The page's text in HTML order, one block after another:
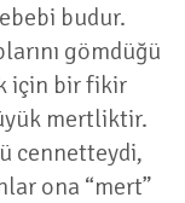
budur.
gömdüğü
için bir fikir
mertliktir.
cennetteydi,
ona “mert”